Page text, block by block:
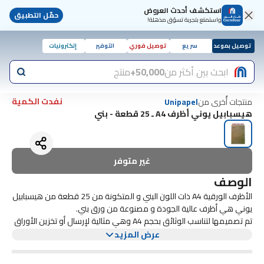
استكشف أحدث العروض
واستمتع بتجربة تسوّق مذهلة! حمّل التطبيق
توصيل بموعد سريع توصيل فوري التوفير إلكترونيات
ابحث بين أكثر من50,000+ منتج
منتجات أُخرى منUnipapel
نفدت الكمية
هيسبابيل يوني أظرف A4 ـ 25 قطعة - بني
غير متوفر
الوصف
الأظرف الورقية A4 ذات اللون البني و المتكونة من 25 قطعة من هيسبابيل
يوني هي أظرف عالية الجودة و مصنوعة من ورق بني.
تم تصميمها لتناسب الوثائق بحجم A4 وهي مثالية لإرسال أو تخزين الأوراق
عرض المزيد